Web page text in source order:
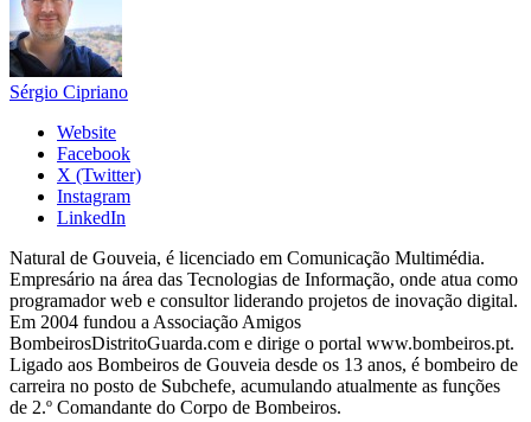
Sérgio Cipriano
Website
Facebook
X (Twitter)
Instagram
LinkedIn
Natural de Gouveia, é licenciado em Comunicação Multimédia.
Empresário na área das Tecnologias de Informação, onde atua como
programador web e consultor liderando projetos de inovação digital.
Em 2004 fundou a Associação Amigos
BombeirosDistritoGuarda.com e dirige o portal www.bombeiros.pt.
Ligado aos Bombeiros de Gouveia desde os 13 anos, é bombeiro de
carreira no posto de Subchefe, acumulando atualmente as funções
de 2.º Comandante do Corpo de Bombeiros.